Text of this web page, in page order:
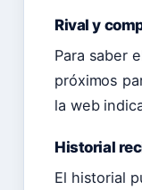
Rival y
Para saber
próximos
la web
Historial
El historial